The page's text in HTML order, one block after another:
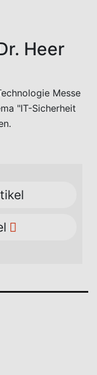
Heer
Messe
"IT-Sicherheit